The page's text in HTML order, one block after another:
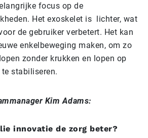
focus op de
Het exoskelet is lichter, wat
de gebruiker verbetert. Het kan
enkelbeweging maken, om zo
zonder krukken en lopen op
stabiliseren.
Kim Adams:
innovatie de zorg beter?